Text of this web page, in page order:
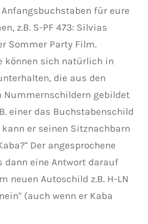
für eure
z.B. S-PF 473: Silvias
Sommer Party Film.
können sich natürlich in
die aus den
Nummernschildern gebildet
einer das Buchstabenschild
kann er seinen Sitznachbarn
Der angesprochene
dann eine Antwort darauf
neuen Autoschild z.B. H-LN
(auch wenn er Kaba